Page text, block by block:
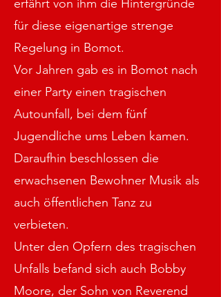
erfährt von ihm die Hintergründe
für diese eigenartige strenge
Regelung in Bomot.
Vor Jahren gab es in Bomot nach
einer Party einen tragischen
Autounfall, bei dem fünf
Jugendliche ums Leben kamen.
Daraufhin beschlossen die
erwachsenen Bewohner Musik als
auch öffentlichen Tanz zu
verbieten.
Unter den Opfern des tragischen
Unfalls befand sich auch Bobby
Moore, der Sohn von Reverend